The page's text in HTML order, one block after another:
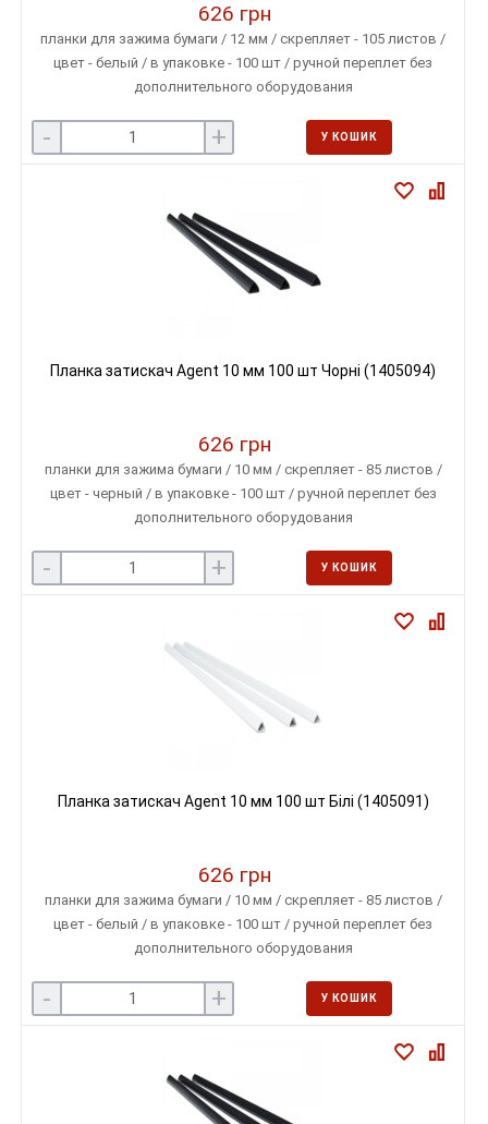
626 грн
планки для зажима бумаги / 12 мм / скрепляет - 105 листов /
цвет - белый / в упаковке - 100 шт / ручной переплет без
дополнительного оборудования
- + У КОШИК
Планка затискач Agent 10 мм 100 шт Чорні (1405094)
626 грн
планки для зажима бумаги / 10 мм / скрепляет - 85 листов /
цвет - черный / в упаковке - 100 шт / ручной переплет без
дополнительного оборудования
- + У КОШИК
Планка затискач Agent 10 мм 100 шт Білі (1405091)
626 грн
планки для зажима бумаги / 10 мм / скрепляет - 85 листов /
цвет - белый / в упаковке - 100 шт / ручной переплет без
дополнительного оборудования
- + У КОШИК